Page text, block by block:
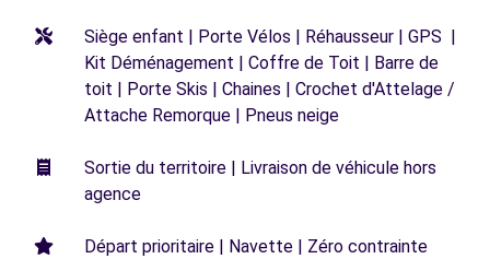
Siège enfant | Porte Vélos | Réhausseur | GPS |
Kit Déménagement | Coffre de Toit | Barre de
toit | Porte Skis | Chaines | Crochet d'Attelage /
Attache Remorque | Pneus neige
Sortie du territoire | Livraison de véhicule hors
agence
Départ prioritaire | Navette | Zéro contrainte